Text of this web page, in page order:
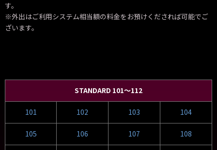
す。
※外出はご利用システム相当額の料金をお預けくだされば可能でご
ざいます。
STANDARD 101～112
101 102 103 104
105 106 107 108